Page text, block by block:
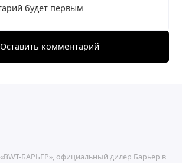
будет первым
Оставить комментарий
БАРЬЕР», официальный дилер Барьер в